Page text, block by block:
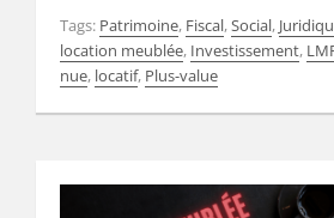
Tags: Patrimoine, Fiscal,Social,
location meublée, Investissement,
nue, locatif, Plus-value